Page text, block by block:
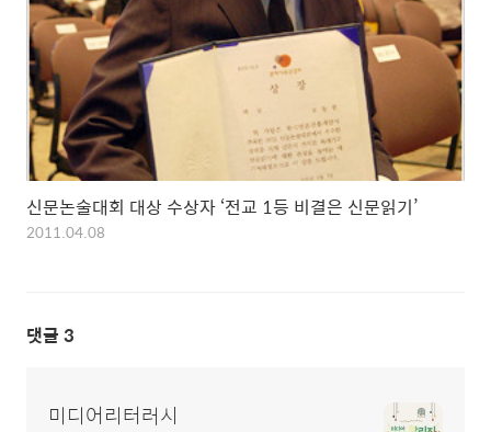
신문논술대회 대상 수상자 ‘전교 1등 비결은 신문읽기’
2011.04.08
댓글 3
미디어리터러시